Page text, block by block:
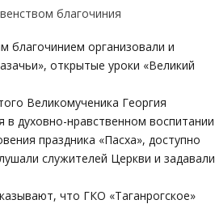
благочинием организовали и
открытые уроки «Великий
Великомученика Георгия
в духовно-нравственном воспитании
праздника «Пасха», доступно
служителей Церкви и задавали
что ГКО «Таганрогское»